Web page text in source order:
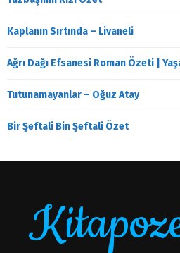
Kaplanın Sırtında – Livaneli
Ağrı Dağı Efsanesi Roman Özeti |
Tutunamayanlar – Oğuz Atay
Bir Şeftali Bin Şeftali Özet